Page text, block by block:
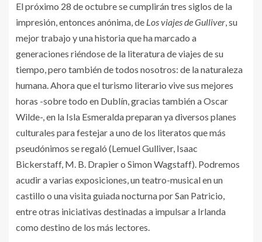
El próximo 28 de octubre se cumplirán tres siglos de la
impresión, entonces anónima, de Los viajes de Gulliver, su
mejor trabajo y una historia que ha marcado a
generaciones riéndose de la literatura de viajes de su
tiempo, pero también de todos nosotros: de la naturaleza
humana. Ahora que el turismo literario vive sus mejores
horas -sobre todo en Dublín, gracias también a Oscar
Wilde-, en la Isla Esmeralda preparan ya diversos planes
culturales para festejar a uno de los literatos que más
pseudónimos se regaló (Lemuel Gulliver, Isaac
Bickerstaff, M. B. Drapier o Simon Wagstaff). Podremos
acudir a varias exposiciones, un teatro-musical en un
castillo o una visita guiada nocturna por San Patricio,
entre otras iniciativas destinadas a impulsar a Irlanda
como destino de los más lectores.